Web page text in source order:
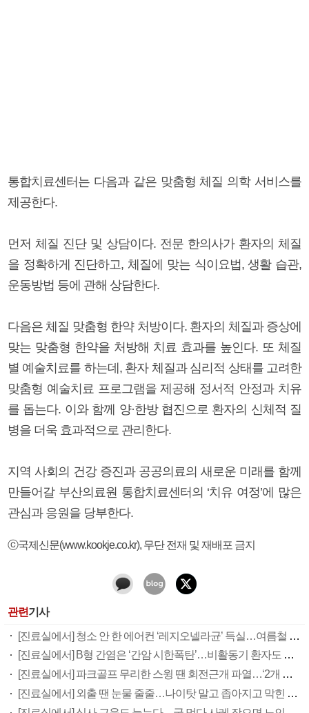
통합치료센터는 다음과 같은 맞춤형 체질 의학 서비스를
제공한다.
먼저 체질 진단 및 상담이다. 전문 한의사가 환자의 체질
을 정확하게 진단하고, 체질에 맞는 식이요법, 생활 습관,
운동방법 등에 관해 상담한다.
다음은 체질 맞춤형 한약 처방이다. 환자의 체질과 증상에
맞는 맞춤형 한약을 처방해 치료 효과를 높인다. 또 체질
별 예술치료를 하는데, 환자 체질과 심리적 상태를 고려한
맞춤형 예술치료 프로그램을 제공해 정서적 안정과 치유
를 돕는다. 이와 함께 양·한방 협진으로 환자의 신체적 질
병을 더욱 효과적으로 관리한다.
지역 사회의 건강 증진과 공공의료의 새로운 미래를 함께
만들어갈 부산의료원 통합치료센터의 ‘치유 여정’에 많은
관심과 응원을 당부한다.
ⓒ국제신문(www.kookje.co.kr), 무단 전재 및 재배포 금지
관련기사
[진료실에서] 청소 안 한 에어컨 ‘레지오넬라균’ 득실…여름철 폐렴 부른다
[진료실에서] B형 간염은 ‘간암 시한폭탄’…비활동기 환자도 꼭 6개월 주기 검사
[진료실에서] 파크골프 무리한 스윙 땐 회전근개 파열…‘2개 수칙’을 지켜라
[진료실에서] 외출 땐 눈물 줄줄…나이탓 말고 좁아지고 막힌 눈물길 넓혀야